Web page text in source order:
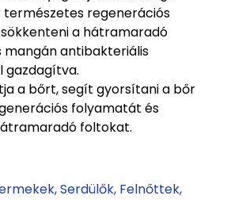
regenerációs
a hátramaradó
mangán antibakteriális
gazdagítva.
a bőrt, segít gyorsítani a bőr
folyamatát és
foltokat.
Serdülők Felnőttek